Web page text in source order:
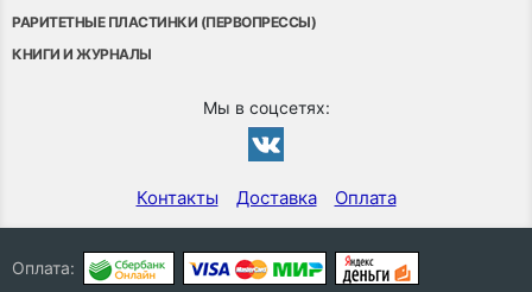
РАРИТЕТНЫЕ ПЛАСТИНКИ (ПЕРВОПРЕССЫ)
КНИГИ И ЖУРНАЛЫ
Мы в соцсетях:
Контакты Доставка Оплата
Оплата: